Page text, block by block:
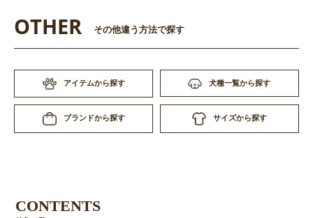
OTHER その他違う方法で探す
アイテムから探す 犬種一覧から探す
ブランドから探す サイズから探す
CONTENTS